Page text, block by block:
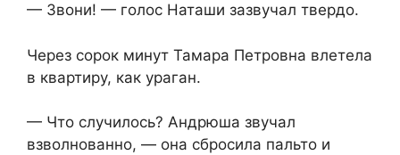
— Звони! — голос Наташи зазвучал твердо.
Через сорок минут Тамара Петровна влетела
в квартиру, как ураган.
— Что случилось? Андрюша звучал
взволнованно, — она сбросила пальто и